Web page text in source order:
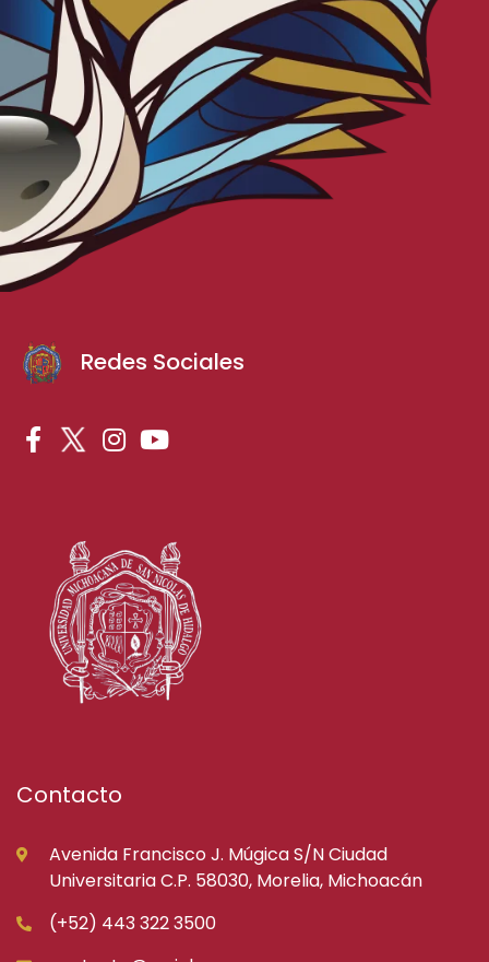
Redes Sociales
Contacto
Avenida Francisco J. Múgica S/N Ciudad
Universitaria C.P. 58030, Morelia, Michoacán
(+52) 443 322 3500